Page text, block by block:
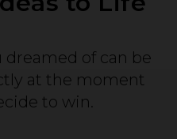
of can be
at the moment
to win.